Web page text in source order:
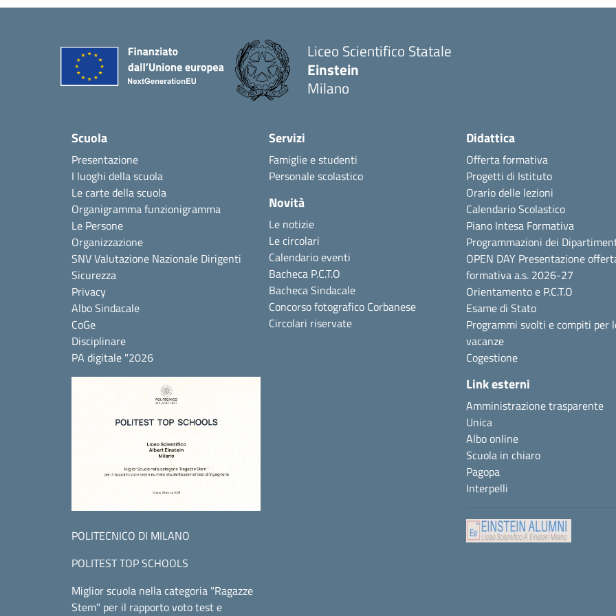
Liceo Scientifico Statale
Einstein
Milano
Scuola
Presentazione
I luoghi della scuola
Le carte della scuola
Organigramma funzionigramma
Le Persone
Organizzazione
SNV Valutazione Nazionale Dirigenti
Sicurezza
Privacy
Albo Sindacale
CoGe
Disciplinare
PA digitale "2026
POLITECNICO DI MILANO
POLITEST TOP SCHOOLS
Miglior scuola nella categoria "Ragazze
Stem" per il rapporto voto test e
Servizi
Famiglie e studenti
Personale scolastico
Novità
Le notizie
Le circolari
Calendario eventi
Bacheca P.C.T.O
Bacheca Sindacale
Concorso fotografico Corbanese
Circolari riservate
Didattica
Offerta formativa
Progetti di Istituto
Orario delle lezioni
Calendario Scolastico
Piano Intesa Formativa
Programmazioni dei
OPEN DAY Presentazione
formativa a.s. 2026-27
Orientamento e P.C.T.O
Esame di Stato
Programmi svolti e compiti per
vacanze
Cogestione
Link esterni
Amministrazione trasparente
Unica
Albo online
Scuola in chiaro
Pagopa
Interpelli